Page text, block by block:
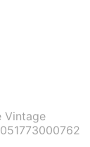
Vintage